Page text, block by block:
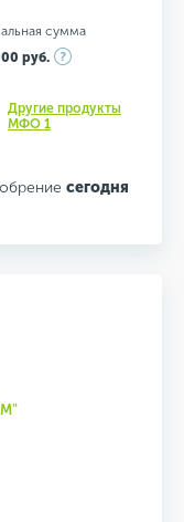
сумма
руб.
Другие продукты
МФО 1
сегодня